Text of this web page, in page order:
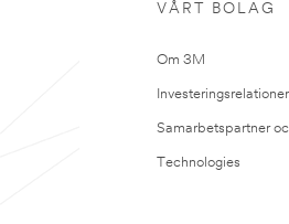
VÅRT BOLAG
Om 3M
Samarbetspartner
Technologies